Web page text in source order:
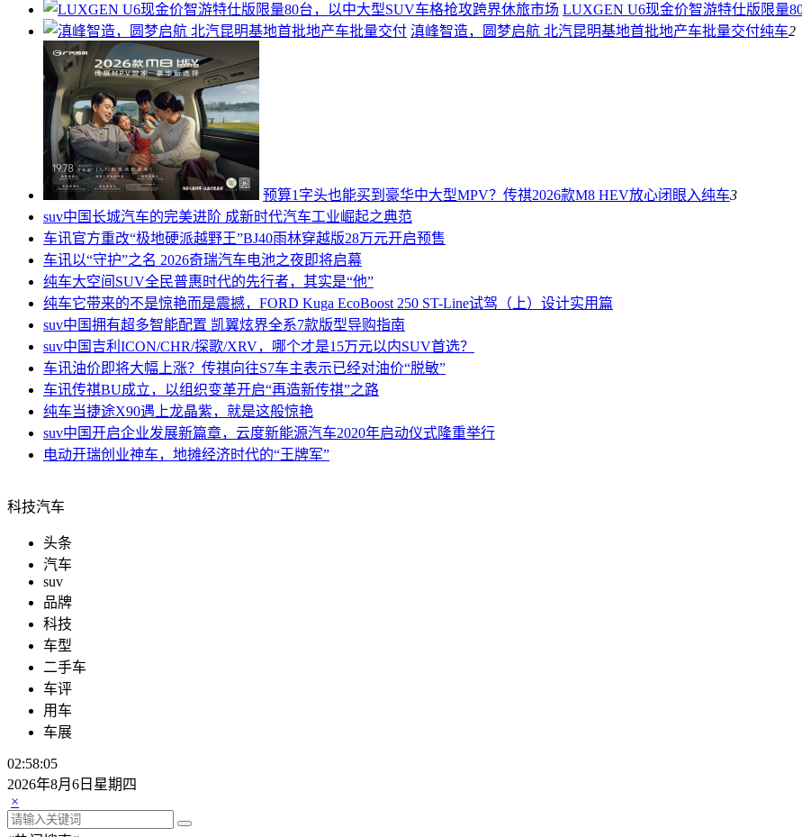
LUXGEN U6现金价智游特仕版限量
滇峰智造，圆梦启航 北汽昆明基地首批地产车批量交付纯车2
预算1字头也能买到豪华中大型MPV？传祺2026款M8 HEV放心闭眼入纯车3
suv中国长城汽车的完美进阶 成新时代汽车工业崛起之典范
车讯官方重改“极地硬派越野王”BJ40雨林穿越版28万元开启预售
车讯以“守护”之名 2026奇瑞汽车电池之夜即将启幕
纯车大空间SUV全民普惠时代的先行者，其实是“他”
纯车它带来的不是惊艳而是震撼，FORD Kuga EcoBoost 250 ST-Line试驾（上）设计实用篇
suv中国拥有超多智能配置 凯翼炫界全系7款版型导购指南
suv中国 吉利ICON/CHR/探歌/XRV，哪个才是15万元以内SUV首选？
车讯油价即将大幅上涨？传祺向往S7车主表示已经对油价“脱敏”
车讯传祺BU成立，以组织变革开启“再造新传祺”之路
纯车当捷途X90遇上龙晶紫，就是这般惊艳
suv中国开启企业发展新篇章，云度新能源汽车2020年启动仪式隆重举行
电动开瑞创业神车，地摊经济时代的“王牌军”
科技汽车
头条
汽车
suv
品牌
科技
车型
二手车
车评
用车
车展
02:58:07
2026年8月6日星期四
×